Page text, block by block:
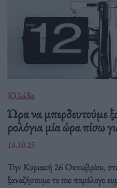
Ελλάδα
Ώρα να μπερδευτούμε
ρολόγια μία ώρα πίσω
16.10.25
Την Κυριακή 26 Οκτωβρίου,
ξαναζήσουμε το πιο παράλογο